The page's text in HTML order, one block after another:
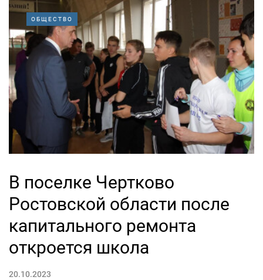
ОБЩЕСТВО
В поселке Чертково
Ростовской области после
капитального ремонта
откроется школа
20.10.2023